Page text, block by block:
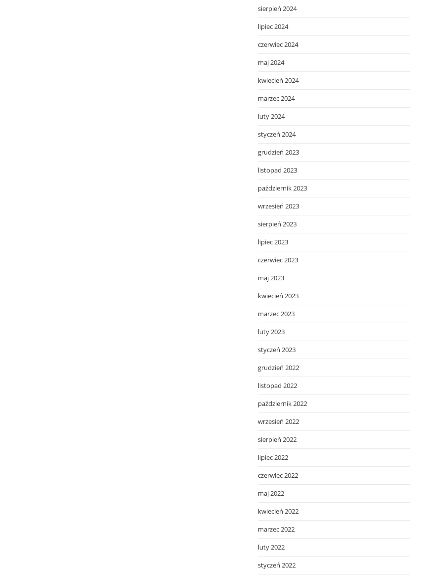
sierpień 2024
lipiec 2024
czerwiec 2024
maj 2024
kwiecień 2024
marzec 2024
luty 2024
styczeń 2024
grudzień 2023
listopad 2023
październik 2023
wrzesień 2023
sierpień 2023
lipiec 2023
czerwiec 2023
maj 2023
kwiecień 2023
marzec 2023
luty 2023
styczeń 2023
grudzień 2022
listopad 2022
październik 2022
wrzesień 2022
sierpień 2022
lipiec 2022
czerwiec 2022
maj 2022
kwiecień 2022
marzec 2022
luty 2022
styczeń 2022